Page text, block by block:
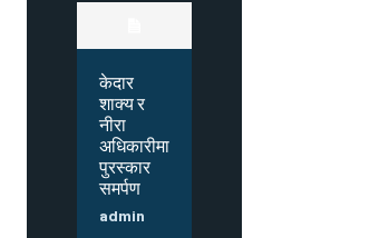
केदार
शाक्य र
नीरा
अधिकारीमा
पुरस्कार
समर्पण
admin